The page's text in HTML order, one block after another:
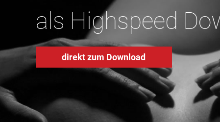
als Highspeed
direkt zum Download